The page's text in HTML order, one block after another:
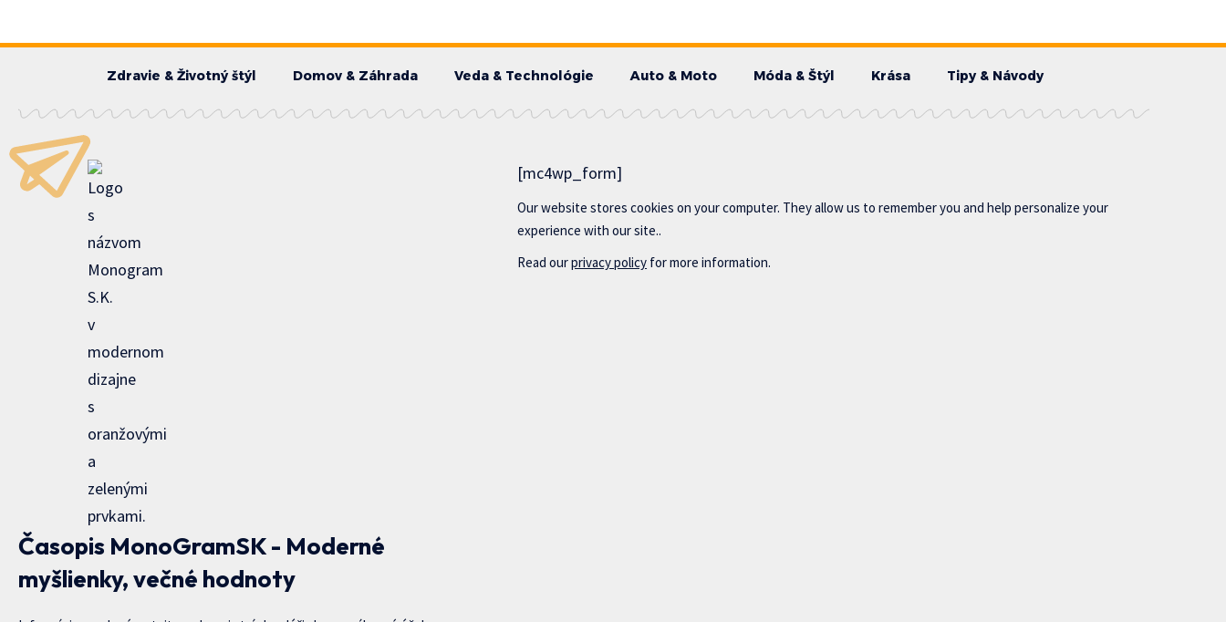
Zdravie & Životný štýl Domov & Záhrada Veda & Technológie Auto & Moto Móda & Štýl Krása Tipy & Návody
Časopis MonoGramSK - Moderné
myšlienky, večné hodnoty
[mc4wp_form]
Our website stores cookies on your computer. They allow us to remember you and help personalize your
experience with our site..
Read ourprivacy policy for more information.